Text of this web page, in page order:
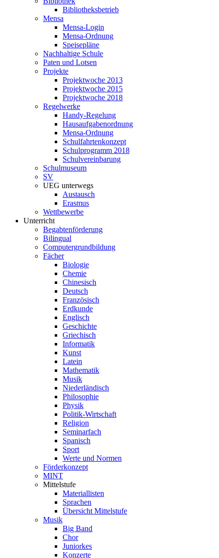
Bibliotheksbetrieb
Mensa
Mensa-Login
Mensa-Ordnung
Speisepläne
Nachhaltige Schule
Paten und Lotsen
Projekte
Projektwoche 2013
Projektwoche 2015
Projektwoche 2018
Regelwerke
Handy-Regelung
Hausaufgabenordnung
Mensa-Ordnung
Schulfahrtenkonzept
Schulprogramm 2018
Schulvereinbarung
Schulmuseum
SV
UEG unterwegs
Austausch
Erasmus
Wettbewerbe
Unterricht
Begabtenförderung
Bilingual
Computergrundbildung
Fächer
Biologie
Chemie
Chinesisch
Deutsch
Französisch
Erdkunde
Englisch
Geschichte
Griechisch
Informatik
Kunst
Latein
Mathematik
Musik
Niederländisch
Philosophie
Physik
Politik-Wirtschaft
Religion
Seminarfach
Spanisch
Sport
Werte und Normen
Förderkonzept
MINT
Mittelstufe
Materiallisten
Sprachen
Übersicht Mittelstufe
Musik
Big Band
Chor
Juniorkes
Konzerte